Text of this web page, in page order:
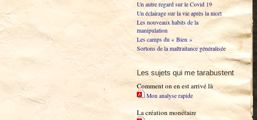
Un autre regard sur le Covid 19
Un éclairage sur la vie après la mort
Les nouveaux habits de la
manipulation
Les camps du « Bien »
Sortons de la maltraitance généralisée
Les sujets qui me tarabustent
Comment on en est arrivé là
Mon analyse rapide
La création monétaire